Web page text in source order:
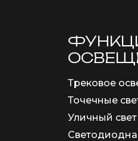
Трековое
Точечные
Уличный свет